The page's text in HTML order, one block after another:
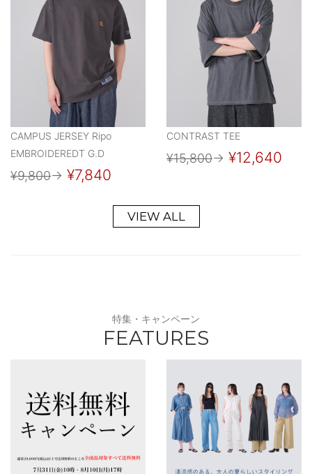
CAMPUS JERSEY Ripo
EMBROIDEREDT G.D
¥9,800→ ¥7,840
CONTRAST TEE
¥15,800→ ¥12,640
VIEW ALL
特集・キャンペーン
FEATURES